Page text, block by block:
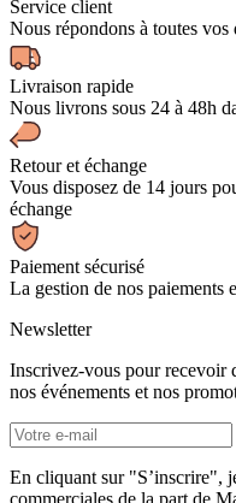
Service client
Nous répondons à toutes vos
Livraison rapide
Nous livrons sous 24 à 48h
Retour et échange
Vous disposez de 14 jours
échange
Paiement sécurisé
La gestion de nos paiements
Newsletter
Inscrivez-vous pour recevoir
nos événements et nos
En cliquant sur "S’inscrire",
commerciales de la part de